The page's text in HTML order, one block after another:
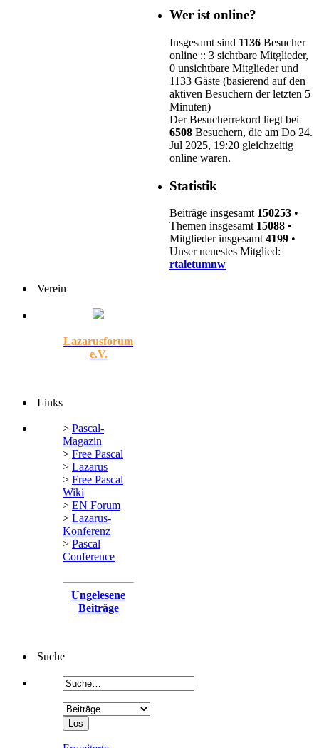
Wer ist online?
Insgesamt sind 1136 Besucher
online :: 3 sichtbare Mitglieder,
0 unsichtbare Mitglieder und
1133 Gäste (basierend auf den
aktiven Besuchern der letzten 5
Minuten)
Der Besucherrekord liegt bei
6508 Besuchern, die am Do 24.
Jul 2025, 19:20 gleichzeitig
online waren.
Statistik
Beiträge insgesamt 150253 •
Themen insgesamt 15088 •
Mitglieder insgesamt 4199 •
Unser neuestes Mitglied:
rtaletumnw
Verein
Lazarusforum
e.V.
Links
> Pascal-
Magazin
> Free Pascal
> Lazarus
> Free Pascal
Wiki
> EN Forum
> Lazarus-
Konferenz
> Pascal
Conference
Ungelesene
Beiträge
Suche